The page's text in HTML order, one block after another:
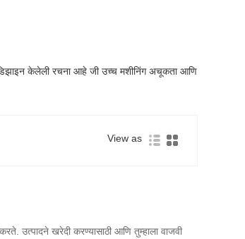
केलेली रचना आहे जी उच्च मशीनिंग अचूकता आणि
View as
उत्पादने खरेदी करण्यासाठी आणि तुम्हाला वाजवी